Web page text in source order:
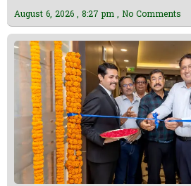
August 6, 2026 8:27 pm No Comments